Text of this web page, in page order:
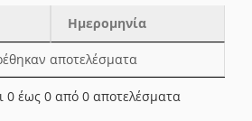
Ημερομηνία
Ημερομηνία
αποτελέσματα
0 έως 0 από 0 αποτελέσματα